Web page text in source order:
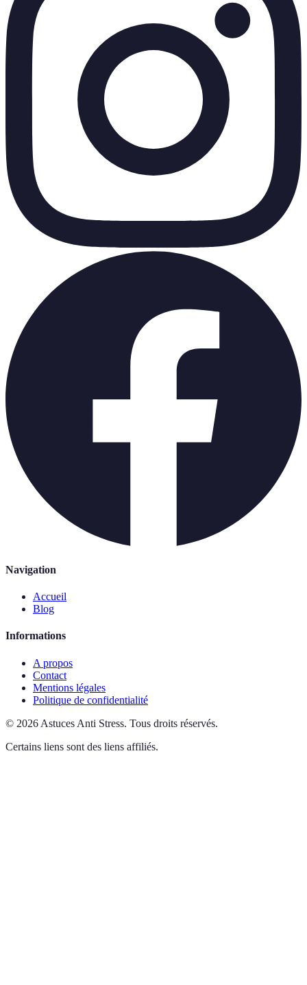
Navigation
Accueil
Blog
Informations
A propos
Contact
Mentions légales
Politique de confidentialité
© 2026 Astuces Anti Stress. Tous droits réservés.
Certains liens sont des liens affiliés.